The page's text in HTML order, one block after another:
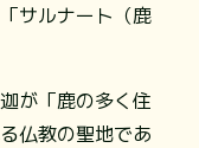
サルナート（鹿
が「鹿の多く住
仏教の聖地であ